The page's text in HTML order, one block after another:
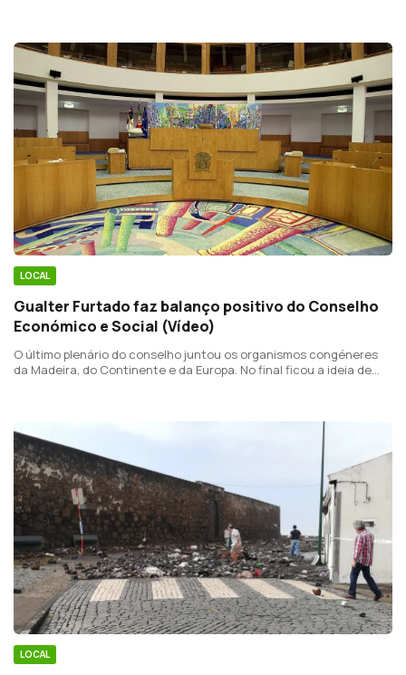
LOCAL
Gualter Furtado faz balanço positivo do Conselho
Económico e Social (Vídeo)
O último plenário do conselho juntou os organismos congéneres
da Madeira, do Continente e da Europa. No final ficou a ideia de
LOCAL